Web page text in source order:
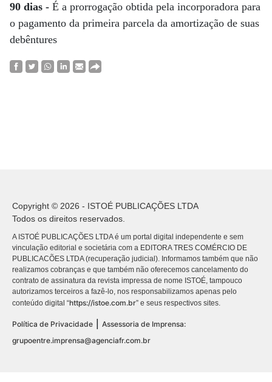
90 dias - É a prorrogação obtida pela incorporadora para
o pagamento da primeira parcela da amortização de suas
debêntures
Copyright © 2026 - ISTOÉ PUBLICAÇÕES LTDA
Todos os direitos reservados.
A ISTOÉ PUBLICAÇÕES LTDA é um portal digital independente e sem
vinculação editorial e societária com a EDITORA TRES COMÉRCIO DE
PUBLICACÕES LTDA (recuperação judicial). Informamos também que não
realizamos cobranças e que também não oferecemos cancelamento do
contrato de assinatura da revista impressa de nome ISTOÉ, tampouco
autorizamos terceiros a fazê-lo, nos responsabilizamos apenas pelo
conteúdo digital “https://istoe.com.br” e seus respectivos sites.
Política de Privacidade
Assessoria de Imprensa:
grupoentre.imprensa@agenciafr.com.br